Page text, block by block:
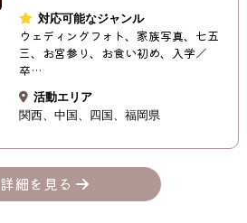
対応可能なジャンル
ウェディングフォト、家族写真、七五
三、お宮参り、お食い初め、入学／
卒…
活動エリア
関西
中国 四国 福岡県
詳細を見る